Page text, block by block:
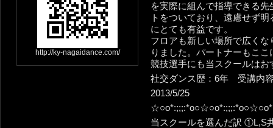
http://ky-nagaidance.com/
を実際に組んで指導できる
トをついており、遠慮せず
にとても有益です。
フロアも新しい場所で広く
りました。パートナーもこ
競技選手にも当スクールはお
社交ダンス歴：6年 受講内
2013/5/25
当スクールを選んだ訳 ①L,S